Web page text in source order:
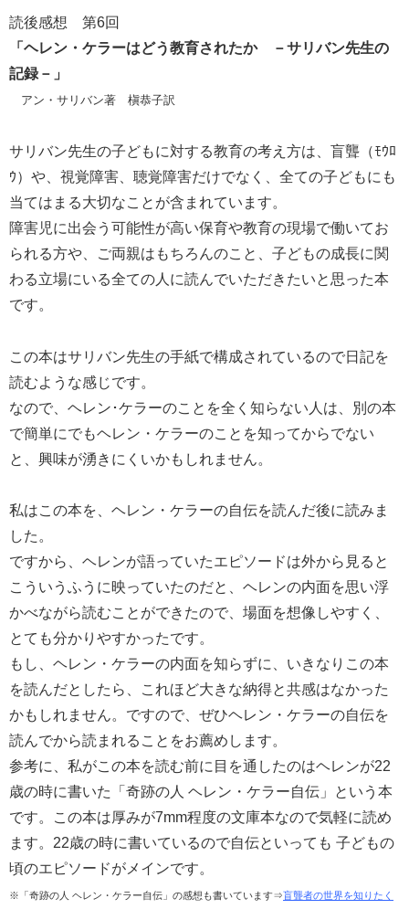
読後感想 第6回
「ヘレン・ケラーはどう教育されたか －サリバン先生の
記録－」
アン・サリバン著 槇恭子訳
サリバン先生の子どもに対する教育の考え方は、盲聾（ﾓｳﾛ
ｳ）や、視覚障害、聴覚障害だけでなく、全ての子どもにも
当てはまる大切なことが含まれています。
障害児に出会う可能性が高い保育や教育の現場で働いてお
られる方や、ご両親はもちろんのこと、子どもの成長に関
わる立場にいる全ての人に読んでいただきたいと思った本
です。
この本はサリバン先生の手紙で構成されているので日記を
読むような感じです。
なので、ヘレン･ケラーのことを全く知らない人は、別の本
で簡単にでもヘレン・ケラーのことを知ってからでない
と、興味が湧きにくいかもしれません。
私はこの本を、ヘレン・ケラーの自伝を読んだ後に読みま
した。
ですから、ヘレンが語っていたエピソードは外から見ると
こういうふうに映っていたのだと、ヘレンの内面を思い浮
かべながら読むことができたので、場面を想像しやすく、
とても分かりやすかったです。
もし、ヘレン・ケラーの内面を知らずに、いきなりこの本
を読んだとしたら、これほど大きな納得と共感はなかった
かもしれません。ですので、ぜひヘレン・ケラーの自伝を
読んでから読まれることをお薦めします。
参考に、私がこの本を読む前に目を通したのはヘレンが22
歳の時に書いた「奇跡の人 ヘレン・ケラー自伝」という本
です。この本は厚みが7mm程度の文庫本なので気軽に読め
ます。22歳の時に書いているので自伝といっても 子どもの
頃のエピソードがメインです。
※「奇跡の人 ヘレン・ケラー自伝」の感想も書いています⇒盲聾者の世界を知りたく